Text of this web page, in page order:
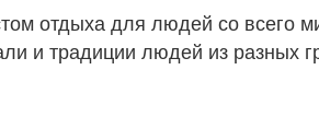
отдыха для людей со всего
и традиции людей из разных